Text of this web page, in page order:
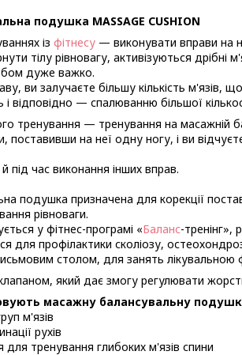
подушка MASSAGE CUSHION
із фітнесу — виконувати вправи на
тілу рівновагу, активізуються дрібні
дуже важко.
ви залучаєте більшу кількість м'язів,
відповідно — спалюванню більшої
тренування — тренування на масажній
поставивши на неї одну ногу, і ви
під час виконання інших вправ.
подушка призначена для корекції
рівноваги.
у фітнес-програмі «Баланс-тренінг»,
для профілактики сколіозу,
столом, для занять лікувальною
який дає змогу регулювати
масажну балансувальну
м'язів
рухів
для тренування глибоких м'язів спини